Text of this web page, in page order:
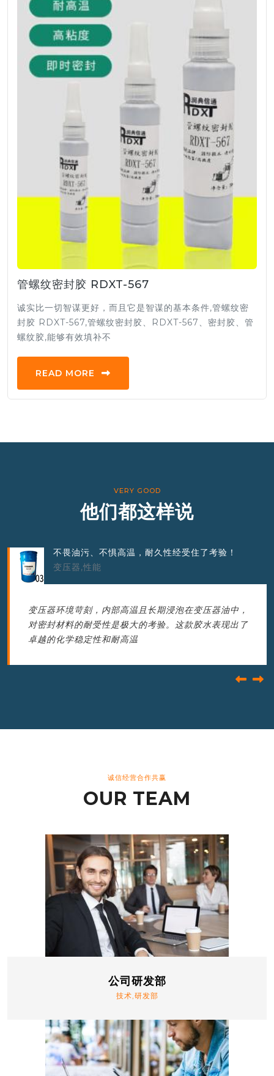
管螺纹密封胶 RDXT-567
诚实比一切智谋更好，而且它是智谋的基本条件,管螺纹密
封胶 RDXT-567,管螺纹密封胶、RDXT-567、密封胶、管
螺纹胶,能够有效填补不
READ MORE
VERY GOOD
他们都这样说
真正解决了变压器的“慢性病”，密封效果超预期！
变压器,胶水
这款胶水在我们多年的变压器生产与维护中，堪称“防
漏油专家”。其最大的亮点在于形成的密封层坚韧且富
有弹性，不仅能完美填充金
诚信经营合作共赢
OUR TEAM
公司研发部
技术,研发部